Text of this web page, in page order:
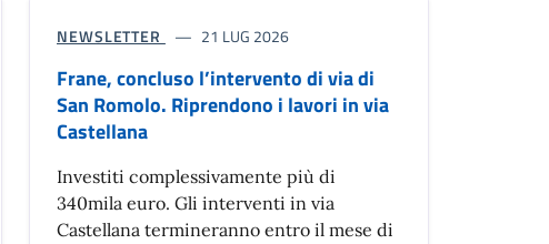
NEWSLETTER 21 LUG 2026
Frane, concluso l’intervento di via di
San Romolo. Riprendono i lavori in via
Castellana
Investiti complessivamente più di
340mila euro. Gli interventi in via
Castellana termineranno entro il mese di